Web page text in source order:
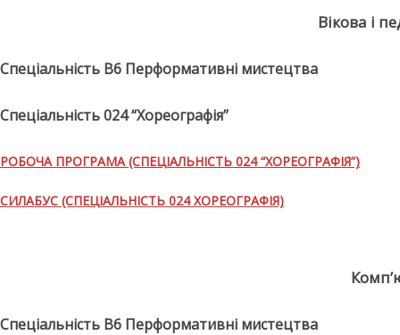
Вікова і
Спеціальність В6 Перформативні мистецтва
Спеціальність 024 “Хореографія”
РОБОЧА ПРОГРАМА (СПЕЦІАЛЬНІСТЬ 024 “ХОРЕОГРАФІЯ”)
СИЛАБУС (СПЕЦІАЛЬНІСТЬ 024 ХОРЕОГРАФІЯ)
Спеціальність В6 Перформативні мистецтва